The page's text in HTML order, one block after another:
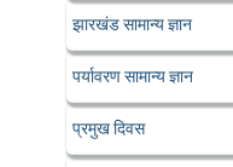
झारखंड सामान्य ज्ञान
पर्यावरण सामान्य ज्ञान
प्रमुख दिवस